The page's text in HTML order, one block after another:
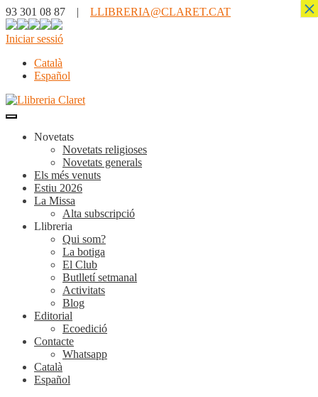
93 301 08 87 | LLIBRERIA@CLARET.CAT
Iniciar sessió
Català
Español
Novetats
Novetats religioses
Novetats generals
Els més venuts
Estiu 2026
La Missa
Alta subscripció
Llibreria
Qui som?
La botiga
El Club
Butlletí setmanal
Activitats
Blog
Editorial
Ecoedició
Contacte
Whatsapp
Català
Español
×